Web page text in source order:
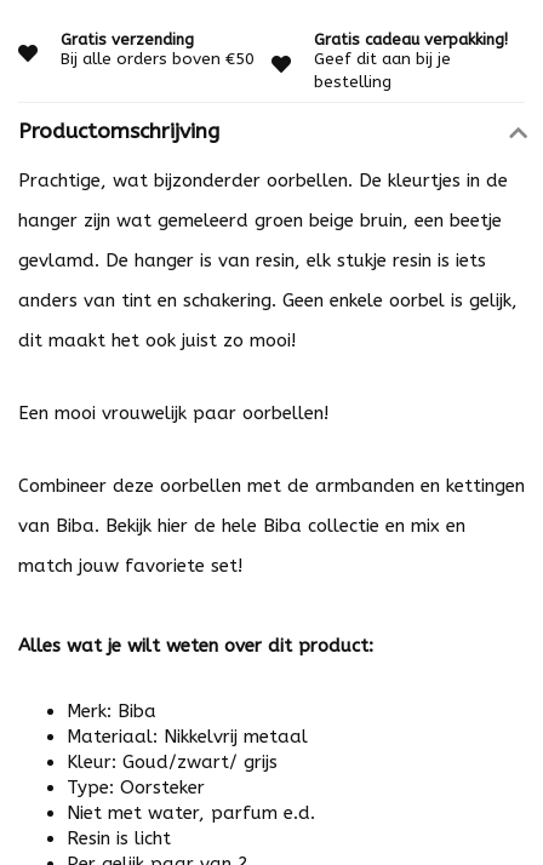
Gratis verzending
Bij alle orders boven €50
Gratis cadeau verpakking!
Geef dit aan bij je
bestelling
Productomschrijving
Prachtige, wat bijzonderder oorbellen. De kleurtjes in de
hanger zijn wat gemeleerd groen beige bruin, een beetje
gevlamd. De hanger is van resin, elk stukje resin is iets
anders van tint en schakering. Geen enkele oorbel is gelijk,
dit maakt het ook juist zo mooi!
Een mooi vrouwelijk paar oorbellen!
Combineer deze oorbellen met de armbanden en kettingen
van Biba. Bekijk hier de hele Biba collectie en mix en
match jouw favoriete set!
Alles wat je wilt weten over dit product:
Merk: Biba
Materiaal: Nikkelvrij metaal
Kleur: Goud/zwart/ grijs
Type: Oorsteker
Niet met water, parfum e.d.
Resin is licht